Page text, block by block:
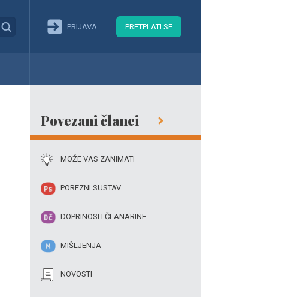
PRIJAVA PRETPLATI SE
Povezani članci
MOŽE VAS ZANIMATI
POREZNI SUSTAV
DOPRINOSI I ČLANARINE
MIŠLJENJA
NOVOSTI